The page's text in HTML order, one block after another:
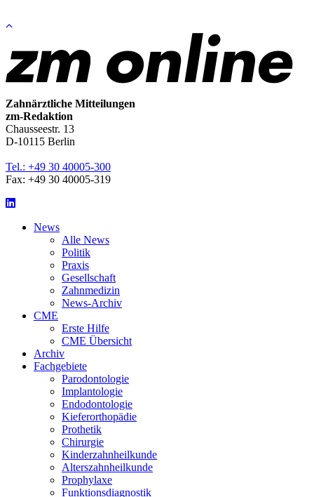
Zum
springen
Zahnärztliche Mitteilungen
zm-Redaktion
Chausseestr. 13
D-10115 Berlin
Tel.: +49 30 40005-300
Fax: +49 30 40005-319
News
Alle News
Politik
Praxis
Gesellschaft
Zahnmedizin
News-Archiv
CME
Erste Hilfe
CME Übersicht
Archiv
Fachgebiete
Parodontologie
Implantologie
Endodontologie
Kieferorthopädie
Prothetik
Chirurgie
Kinderzahnheilkunde
Alterszahnheilkunde
Prophylaxe
Funktionsdiagnostik